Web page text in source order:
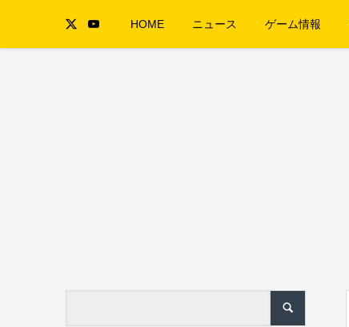
HOME ニュース ゲーム情報